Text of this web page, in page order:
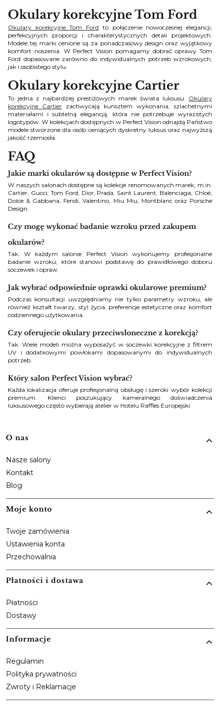
Okulary korekcyjne Tom Ford
Okulary korekcyjne Tom Ford to połączenie nowoczesnej elegancji,
perfekcyjnych proporcji i charakterystycznych detali projektowych.
Modele tej marki cenione są za ponadczasowy design oraz wyjątkowy
komfort noszenia. W Perfect Vision pomagamy dobrać oprawy Tom
Ford dopasowane zarówno do indywidualnych potrzeb wzrokowych,
jak i osobistego stylu.
Okulary korekcyjne Cartier
To jedna z najbardziej prestiżowych marek świata luksusu. Okulary
korekcyjne Cartier zachwycają kunsztem wykonania, szlachetnymi
materiałami i subtelną elegancją, która nie potrzebuje wyrazistych
logotypów. W kolekcjach dostępnych w Perfect Vision odnajdą Państwo
modele stworzone dla osób ceniących dyskretny luksus oraz najwyższą
jakość rzemiosła.
FAQ
Jakie marki okularów są dostępne w Perfect Vision?
W naszych salonach dostępne są kolekcje renomowanych marek, m.in.
Cartier, Gucci, Tom Ford, Dior, Prada, Saint Laurent, Balenciaga, Chloé,
Dolce & Gabbana, Fendi, Valentino, Miu Miu, Montblanc oraz Porsche
Design.
Czy mogę wykonać badanie wzroku przed zakupem
okularów?
Tak. W każdym salonie Perfect Vision wykonujemy profesjonalne
badanie wzroku, które stanowi podstawę do prawidłowego doboru
soczewek i opraw.
Jak wybrać odpowiednie oprawki okularowe premium?
Podczas konsultacji uwzględniamy nie tylko parametry wzroku, ale
również kształt twarzy, styl życia, preferencje estetyczne oraz komfort
codziennego użytkowania.
Czy oferujecie okulary przeciwsłoneczne z korekcją?
Tak. Wiele modeli można wyposażyć w soczewki korekcyjne z filtrem
UV i dodatkowymi powłokami dopasowanymi do indywidualnych
potrzeb.
Który salon Perfect Vision wybrać?
Każda lokalizacja oferuje profesjonalną obsługę i szeroki wybór kolekcji
premium. Klienci poszukujący kameralnego doświadczenia
luksusowego często wybierają atelier w Hotelu Raffles Europejski.
Linki w stopce
O nas
Nasze salony
Kontakt
Blog
Moje konto
Twoje zamówienia
Ustawienia konta
Przechowalnia
Płatności i dostawa
Płatności
Dostawy
Informacje
Regulamin
Polityka prywatności
Zwroty i Reklamacje